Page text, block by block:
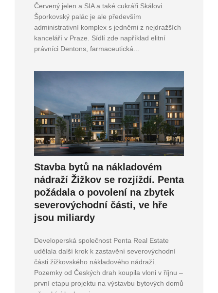
Červený jelen a SIA a také cukráři Skálovi.
Šporkovský palác je ale především
administrativní komplex s jedněmi z nejdražších
kanceláří v Praze. Sídlí zde například elitní
právníci Dentons, farmaceutická...
Stavba bytů na nákladovém
nádraží Žižkov se rozjíždí. Penta
požádala o povolení na zbytek
severovýchodní části, ve hře
jsou miliardy
Developerská společnost Penta Real Estate
udělala další krok k zastavění severovýchodní
části žižkovského nákladového nádraží.
Pozemky od Českých drah koupila vloni v říjnu –
první etapu projektu na výstavbu bytových domů